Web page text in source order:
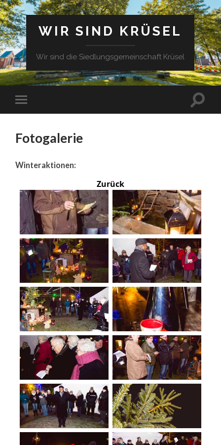
WIR SIND KRÜSEL
Wir sind die Siedlungsgemeinschaft Krüsel
Fotogalerie
Winteraktionen:
Zurück